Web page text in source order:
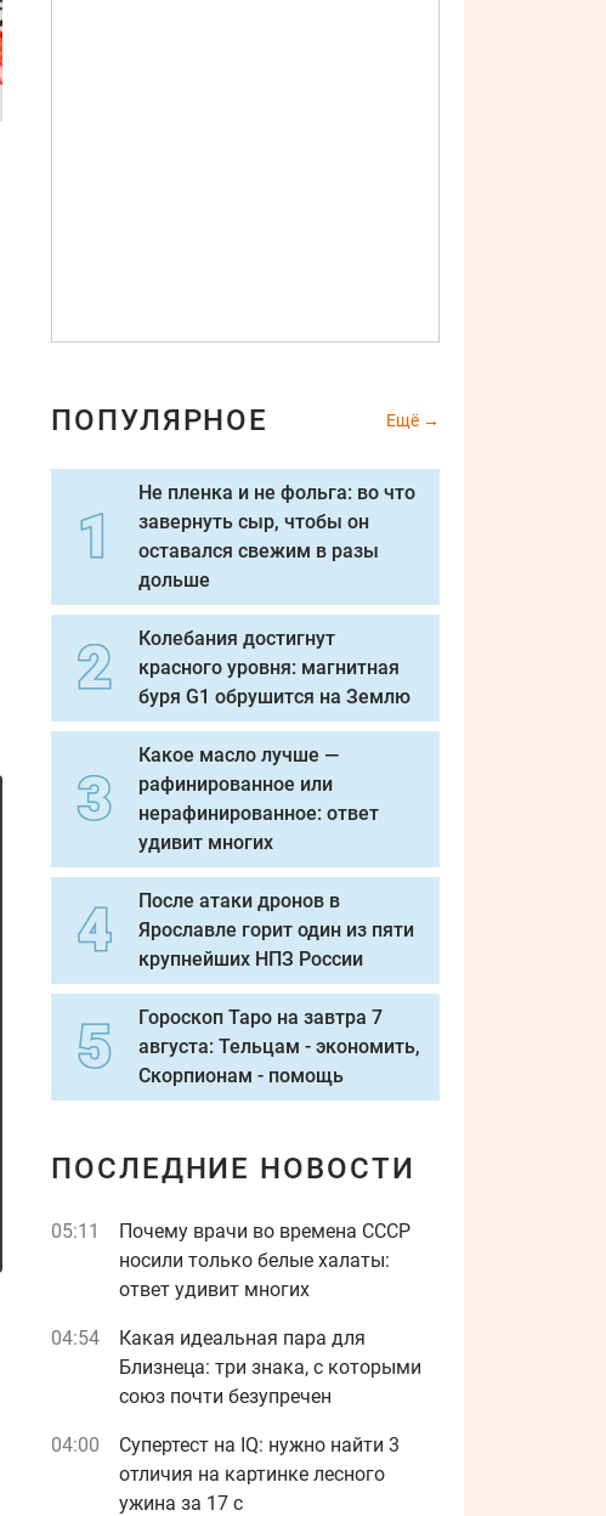
ПОПУЛЯРНОЕ Ещё
Не пленка и не фольга: во что
завернуть сыр, чтобы он
оставался свежим в разы
дольше
Колебания достигнут
красного уровня: магнитная
буря G1 обрушится на Землю
Какое масло лучше —
рафинированное или
нерафинированное: ответ
удивит многих
После атаки дронов в
Ярославле горит один из пяти
крупнейших НПЗ России
Гороскоп Таро на завтра 7
августа: Тельцам - экономить,
Скорпионам - помощь
ПОСЛЕДНИЕ НОВОСТИ
05:11
Почему врачи во времена СССР
носили только белые халаты:
ответ удивит многих
04:54
Какая идеальная пара для
Близнеца: три знака, с которыми
союз почти безупречен
04:00
Супертест на IQ: нужно найти 3
отличия на картинке лесного
ужина за 17 с